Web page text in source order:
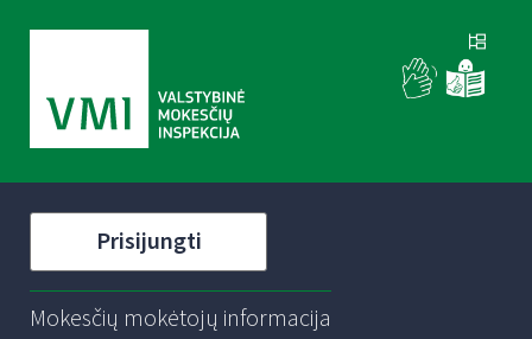
Prisijungti
Mokesčių mokėtojų informacija